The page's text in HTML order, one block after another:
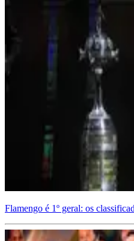
Flamengo é 1º geral: os